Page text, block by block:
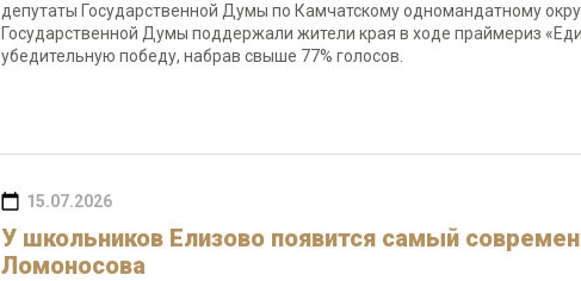
депутаты Государственной Думы по Камчатскому одномандатному
Государственной Думы поддержали жители края в ходе праймериз
убедительную победу, набрав свыше 77% голосов.
15.07.2026
У школьников Елизово появится самый
Ломоносова